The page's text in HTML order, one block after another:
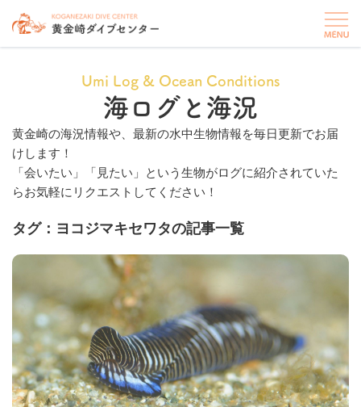
Umi Log & Ocean Conditions
海ログと海況
黄金崎の海況情報や、最新の水中生物情報を毎日更新でお届
けします！
「会いたい」「見たい」という生物がログに紹介されていた
らお気軽にリクエストしてください！
タグ：ヨコジマキセワタの記事一覧